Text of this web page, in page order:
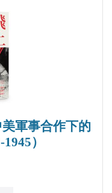
物情況綜述
故情況綜述
述
名人述略
軍事合作下的
）